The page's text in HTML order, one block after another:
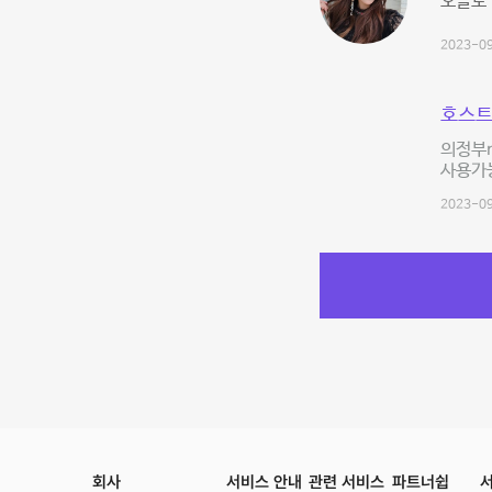
2023-
호스
의정부
사용가
2023-
회사 서비스 안내 관련 서비스 파트너쉽